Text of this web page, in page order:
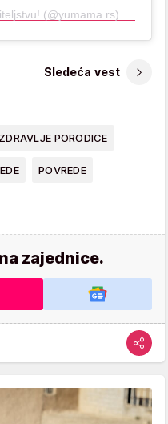
Sledeća vest
ZDRAVLJE PORODICE
POVREDE
zajednice.